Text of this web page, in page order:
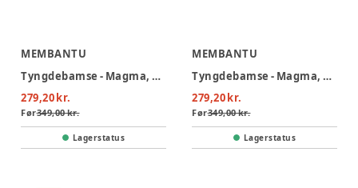
MEMBANTU
Tyngdebamse - Magma, brun
279,20 kr.
Før349,00 kr.
Lagerstatus
MEMBANTU
Tyngdebamse - Magma, grå
279,20 kr.
Før349,00 kr.
Lagerstatus